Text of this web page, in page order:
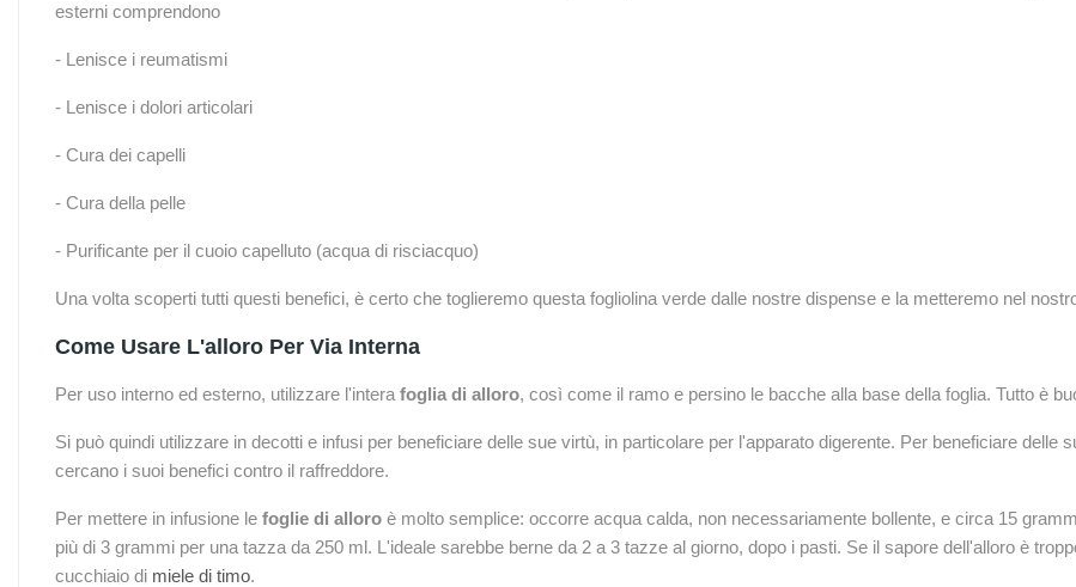
esterni comprendono
- Lenisce i reumatismi
- Lenisce i dolori articolari
- Cura dei capelli
- Cura della pelle
- Purificante per il cuoio capelluto (acqua di risciacquo)
Una volta scoperti tutti questi benefici, è certo che toglieremo questa fogliolina verde dalle nostre dispense e la metteremo nel
Come Usare L'alloro Per Via Interna
Per uso interno ed esterno, utilizzare l'intera foglia di alloro, così come il ramo e persino le bacche alla base della foglia. Tutto è
Si può quindi utilizzare in decotti e infusi per beneficiare delle sue virtù, in particolare per l'apparato digerente. Per beneficiare delle
cercano i suoi benefici contro il raffreddore.
Per mettere in infusione le foglie di alloro è molto semplice: occorre acqua calda, non necessariamente bollente, e circa 15
più di 3 grammi per una tazza da 250 ml. L'ideale sarebbe berne da 2 a 3 tazze al giorno, dopo i pasti. Se il sapore dell'alloro è
cucchiaio di miele di timo.